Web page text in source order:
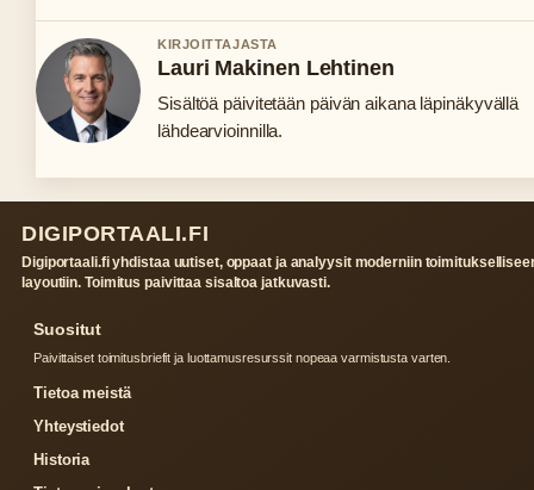
KIRJOITTAJASTA
Lauri Makinen Lehtinen
Sisältöä päivitetään päivän aikana läpinäkyvällä
lähdearvioinnilla.
DIGIPORTAALI.FI
Digiportaali.fi yhdistaa uutiset, oppaat ja analyysit moderniin
layoutiin. Toimitus paivittaa sisaltoa jatkuvasti.
Suositut
Paivittaiset toimitusbriefit ja luottamusresurssit nopeaa varmistusta varten.
Tietoa meistä
Yhteystiedot
Historia